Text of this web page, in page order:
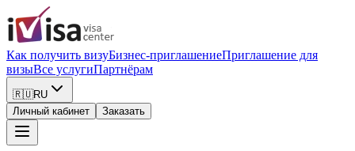
Как получить визуБизнес-приглашениеПриглашение для
визыВсе услугиПартнёрам
🇷🇺RU
Личный кабинет
Заказать